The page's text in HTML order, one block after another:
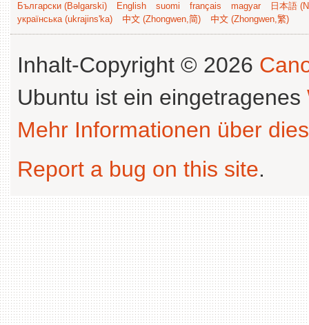
Български (Bəlgarski) English suomi français magyar
日本語
українська (ukrajins'ka)
中文 (Zhongwen,简) 中文 (Zhongwen,繁)
Inhalt-Copyright © 2026
Ubuntu ist ein eingetragenes
Mehr Informationen über
Report a bug on this site.